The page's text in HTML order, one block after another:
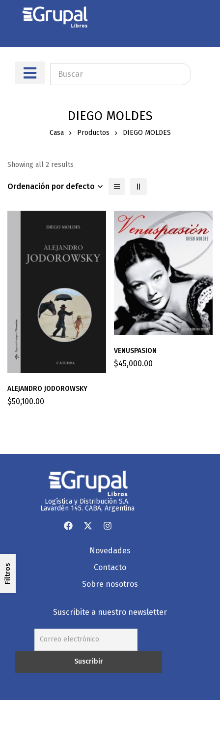
DIEGO MOLDES
Casa Productos DIEGO MOLDES
Filtros
Showing all 2 results
Ordenación por defecto
ALEJANDRO JODOROWSKY
$50,100.00
VENUSPASION
$45,000.00
Logística y Distribución S.A.
Lavardén 145. CABA, Argentina
Novedades
Contacto
Sobre nosotros
Suscribite a nuestro newsletter